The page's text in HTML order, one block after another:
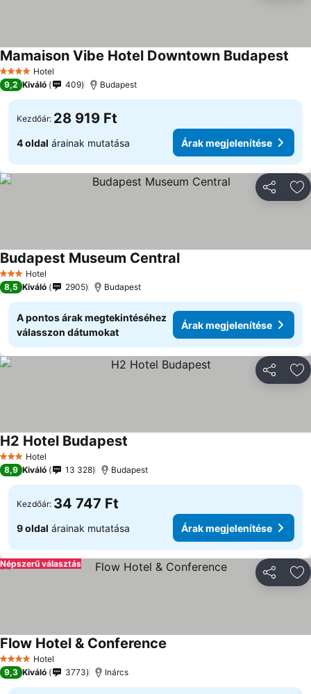
4 KategóriaHotel
Mamaison Vibe Hotel Downtown Budapest
9,2 Kiváló 409 Budapest
Kezdőár: 28 919 Ft
4 oldal árainak mutatása Árak megjelenítése
3 Kategória
Hotel
Budapest Museum Central
8,5 Kiváló 2905 Budapest
A pontos árak megtekintéséhez
válasszon dátumokat
Árak megjelenítése
3 Kategória
Hotel
H2 Hotel Budapest
8,9 Kiváló 13 328 Budapest
Kezdőár: 34 747 Ft
9 oldal árainak mutatása Árak megjelenítése
Népszerű választás
4 KategóriaHotel
Flow Hotel & Conference
9,3 Kiváló 3773 Inárcs